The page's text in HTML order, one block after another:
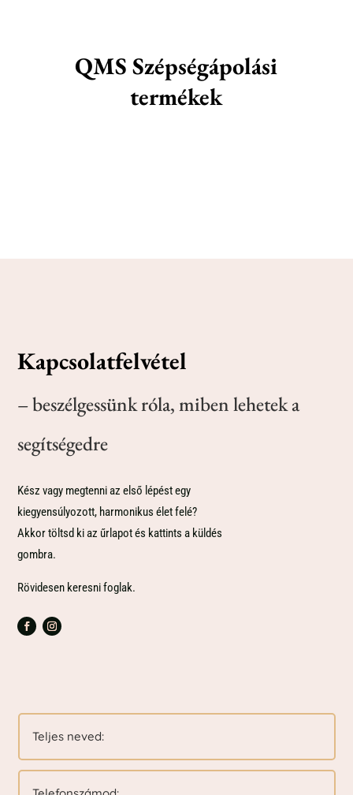
QMS Szépségápolási
termékek
Kapcsolatfelvétel
– beszélgessünk róla, miben lehetek a
segítségedre
Kész vagy megtenni az első lépést egy
kiegyensúlyozott, harmonikus élet felé?
Akkor töltsd ki az űrlapot és kattints a küldés
gombra.
Rövidesen keresni foglak.